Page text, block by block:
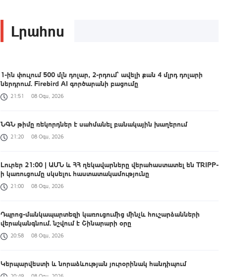
Լրահոս
1-ին փուլում 500 մլն դոլար, 2-րդում՝ ավելի քան 4 մլրդ դոլարի
ներդրում. Firebird AI գործարանի բացումը
21:51 08 Օգս, 2026
ՆԳՆ թիմը ռեկորդներ է սահմանել բանակային խաղերում
21:20 08 Օգս, 2026
Լուրեր 21:00 | ԱՄՆ և ՀՀ ղեկավարները վերահաստատել են TRIPP-
ի կառուցումը սկսելու հաստատակամությունը
21:00 08 Օգս, 2026
Դպրոց-մանկապարտեզի կառուցումից մինչև հուշարձանների
վերականգնում. նշվում է Շինարարի օրը
20:58 08 Օգս, 2026
Կերպարվեստի և նորաձևության յուրօրինակ հանդիպում
20:49 08 Օգս, 2026